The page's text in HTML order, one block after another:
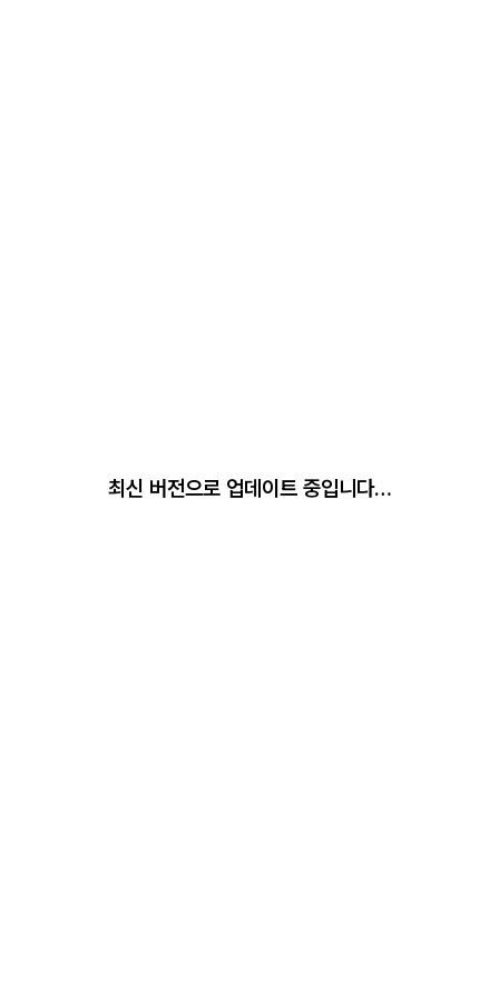
최신 버전으로 업데이트 중입니다…